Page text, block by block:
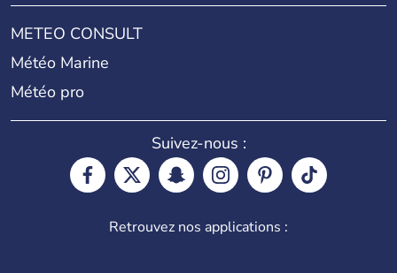
METEO CONSULT
Météo Marine
Météo pro
Suivez-nous :
Retrouvez nos applications :